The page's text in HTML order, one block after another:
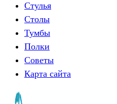
Стулья
Столы
Тумбы
Полки
Советы
Карта сайта